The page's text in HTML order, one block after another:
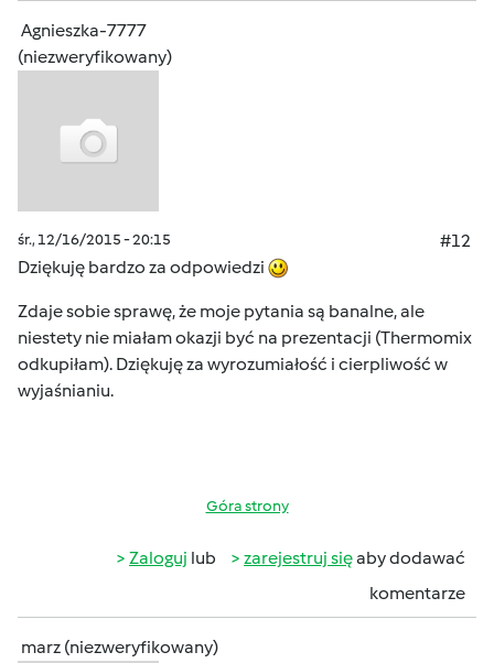
Agnieszka-7777
(niezweryfikowany)
śr., 12/16/2015 - 20:15
#12
Dziękuję bardzo za odpowiedzi
Zdaje sobie sprawę, że moje pytania są banalne, ale
niestety nie miałam okazji być na prezentacji (Thermomix
odkupiłam). Dziękuję za wyrozumiałość i cierpliwość w
wyjaśnianiu.
Góra strony
Zaloguj lub zarejestruj sięaby dodawać
komentarze
marz (niezweryfikowany)